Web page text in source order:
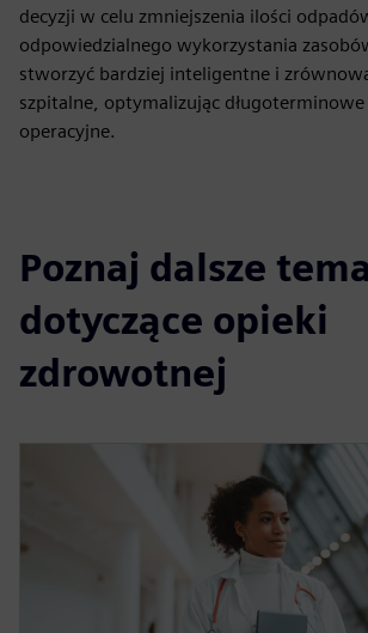
decyzji w celu zmniejszenia ilości
odpowiedzialnego wykorzystania
stworzyć bardziej inteligentne i
szpitalne, optymalizując
operacyjne.
Poznaj dalsze
dotyczące opieki
zdrowotnej